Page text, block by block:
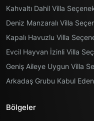
Kahvaltı Dahil Villa
Deniz Manzaralı Villa
Kapalı Havuzlu Villa
Evcil Hayvan İzinli Villa
Geniş Aileye Uygun Villa
Arkadaş Grubu Kabul
Bölgeler